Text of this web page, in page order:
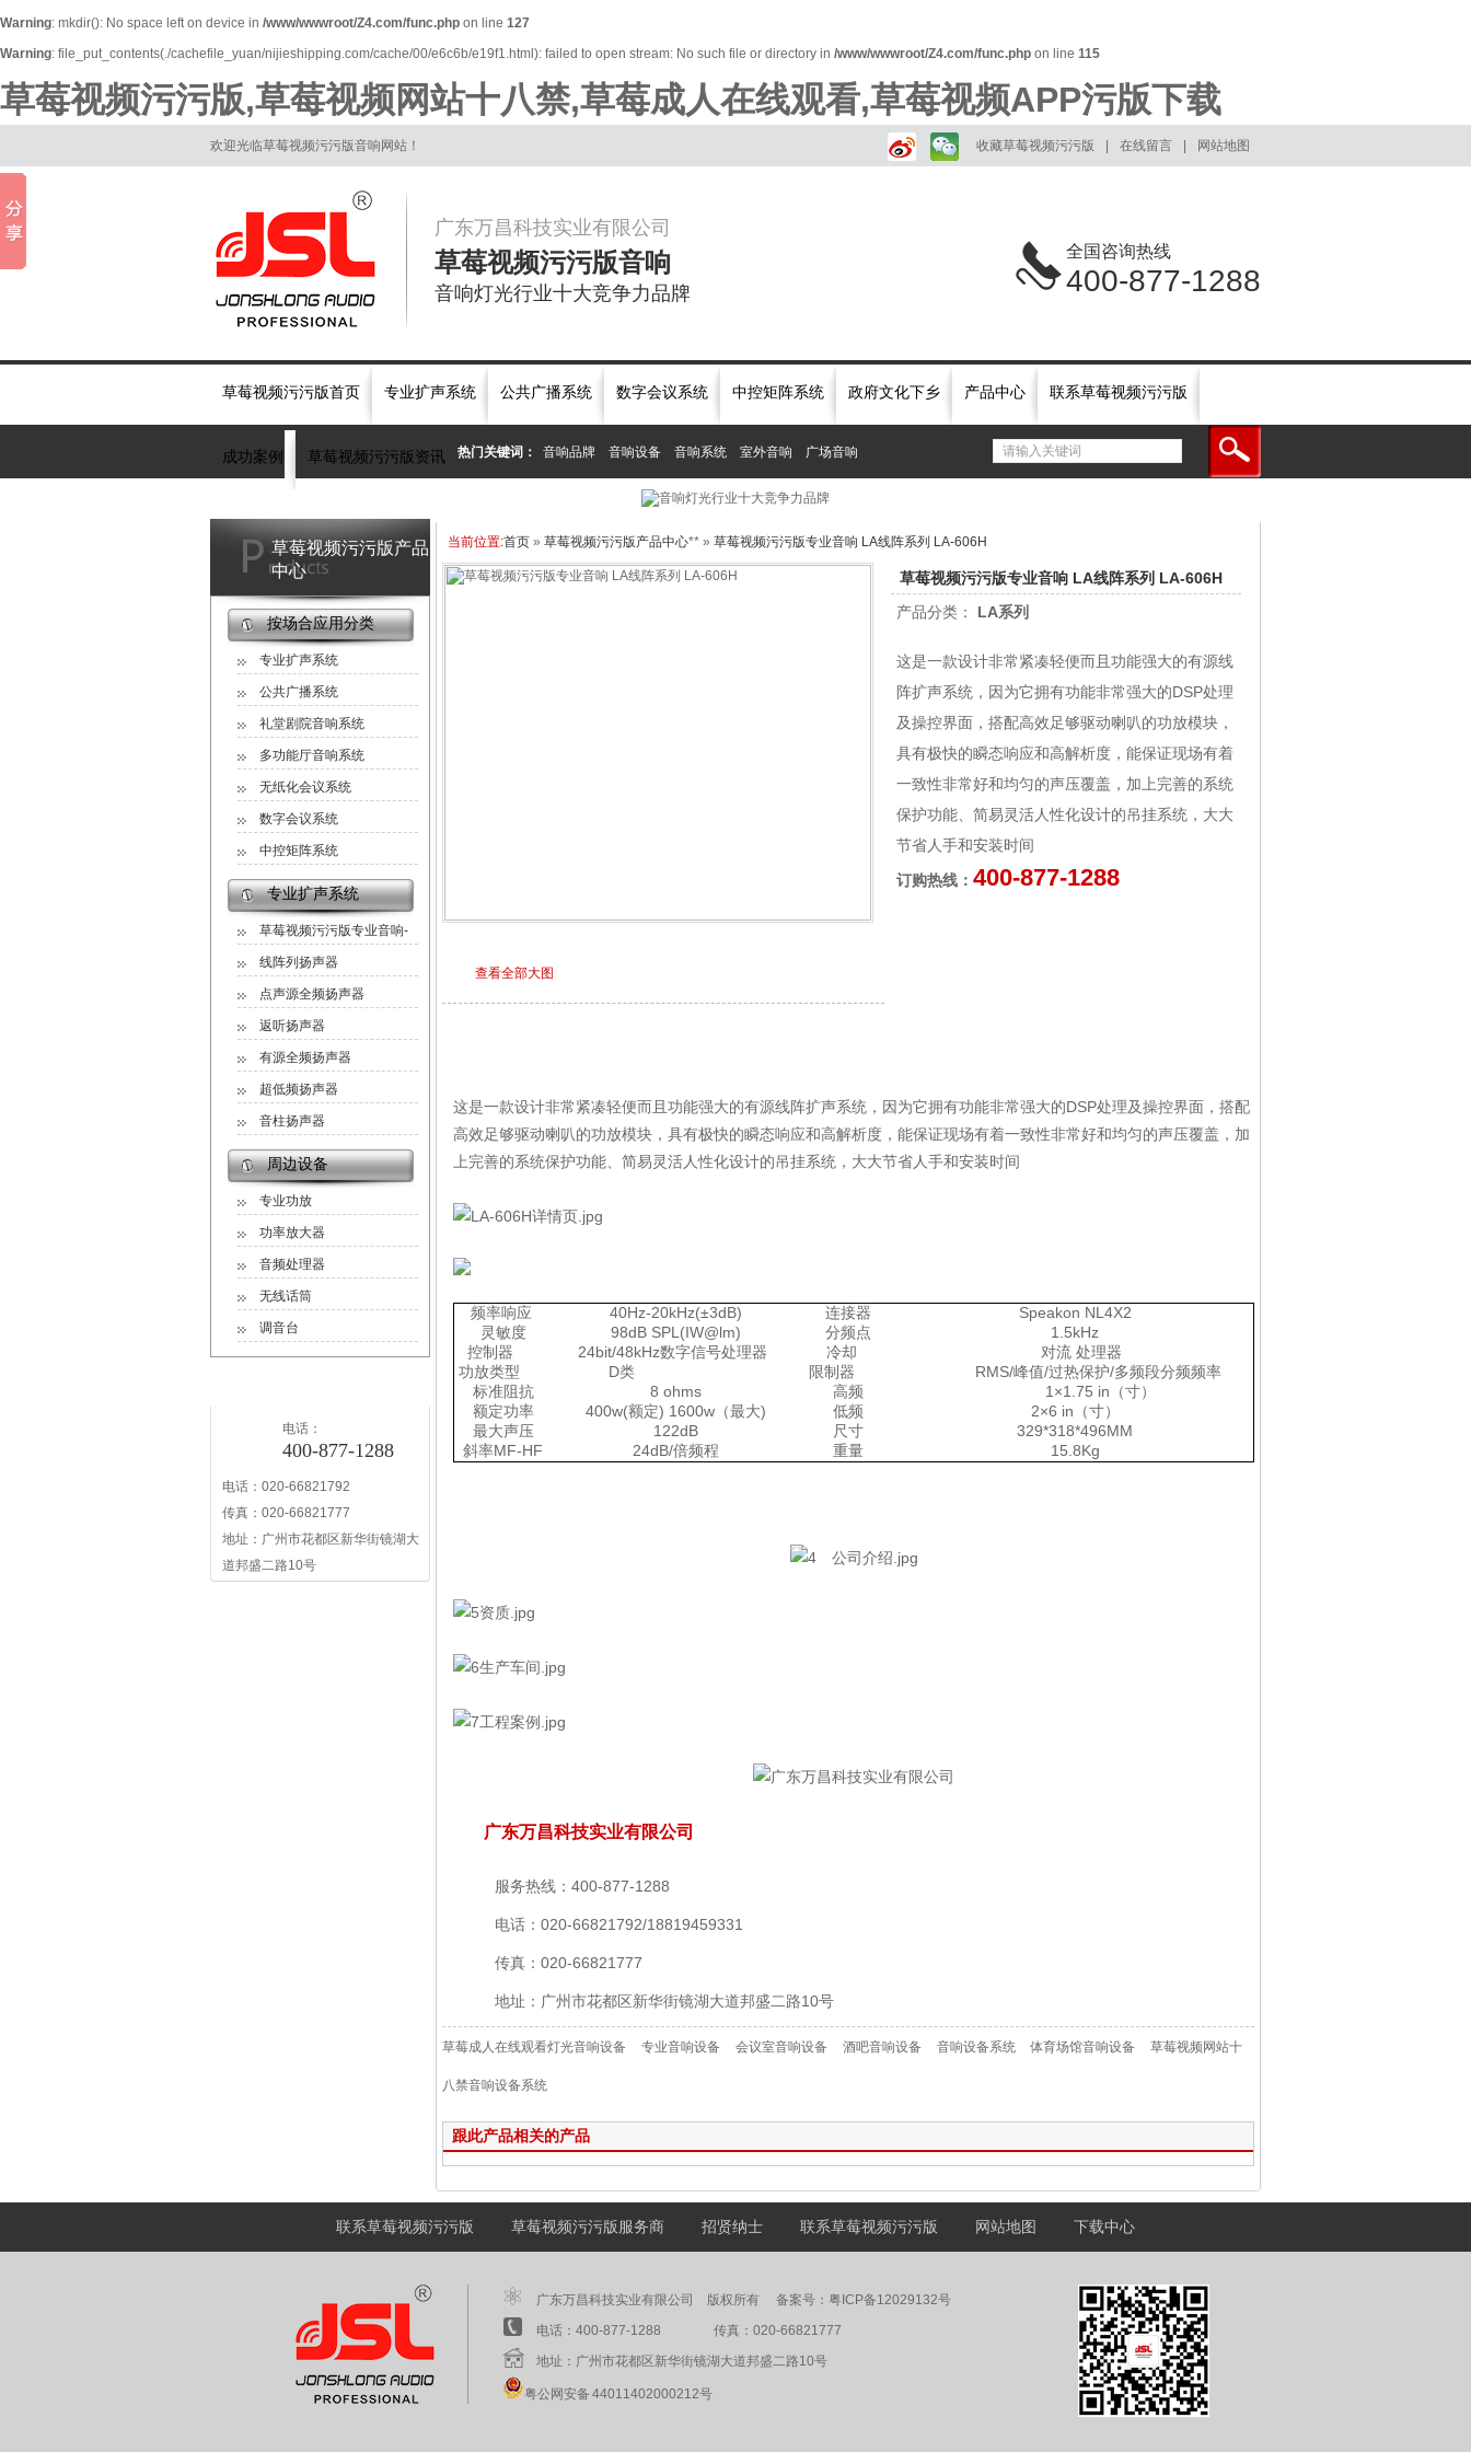
Warning: mkdir(): No space left on device in /www/wwwroot/Z4.com/func.php on line 127
Warning: file_put_contents(./cachefile_yuan/nijieshipping.com/cache/00/e6c6b/e19f1.html): failed to open stream: No such file or directory in /www/wwwroot/Z4.com/func.php on line 115
草莓视频污污版,草莓视频网站十八禁,草莓成人在线观看,草莓视频APP污版下载
收藏草莓视频污污版 在线留言 网站地图
欢迎光临草莓视频污污版音响网站！
广东万昌科技实业有限公司
草莓视频污污版音响
音响灯光行业十大竞争力品牌
全国咨询热线
400-877-1288
草莓视频污污版首页 专业扩声系统 公共广播系统 数字会议系统 中控矩阵系统 政府文化下乡 产品中心 联系草莓视频污污版
成功案例 草莓视频污污版资讯 热门关键词： 音响品牌 音响设备 音响系统 室外音响 广场音响
草莓视频污污版产品
中心
按场合应用分类
专业扩声系统
公共广播系统
礼堂剧院音响系统
多功能厅音响系统
无纸化会议系统
数字会议系统
中控矩阵系统
专业扩声系统
草莓视频污污版专业音响-
M系列线阵列扬声器
点声源全频扬声器
返听扬声器
有源全频扬声器
超低频扬声器
音柱扬声器
周边设备
专业功放
功率放大器
音频处理器
无线话筒
调音台
电话：
400-877-1288
电话：020-66821792
传真：020-66821777
地址：广州市花都区新华街镜湖大
道邦盛二路10号
当前位置:首页 » 草莓视频污污版产品中心** » 草莓视频污污版专业音响 LA线阵系列 LA-606H
查看全部大图
草莓视频污污版专业音响 LA线阵系列 LA-606H
产品分类： LA系列
这是一款设计非常紧凑轻便而且功能强大的有源线
阵扩声系统，因为它拥有功能非常强大的DSP处理
及操控界面，搭配高效足够驱动喇叭的功放模块，
具有极快的瞬态响应和高解析度，能保证现场有着
一致性非常好和均匀的声压覆盖，加上完善的系统
保护功能、简易灵活人性化设计的吊挂系统，大大
节省人手和安装时间
订购热线： 400-877-1288
这是一款设计非常紧凑轻便而且功能强大的有源线阵扩声系统，因为它拥有功能非常强大的DSP处理及操控界面，搭配
高效足够驱动喇叭的功放模块，具有极快的瞬态响应和高解析度，能保证现场有着一致性非常好和均匀的声压覆盖，加
上完善的系统保护功能、简易灵活人性化设计的吊挂系统，大大节省人手和安装时间
频率响应 40Hz-20kHz(±3dB) 连接器
Speakon NL4X2
灵敏度
98dB SPL(IW@lm) 分频点
1.5kHz
控制器
24bit/48kHz数字信号处理器 冷却
对流 处理器
功放类型
D类 限制器
RMS/峰值/过热保护/多频段分频频率
标准阻抗
8 ohms 高频
1×1.75 in（寸）
额定功率
400w(额定) 1600w（最大) 低频
2×6 in（寸）
最大声压
122dB 尺寸
329*318*496MM
斜率MF-HF
24dB/倍频程 重量 15.8Kg
广东万昌科技实业有限公司
服务热线：400-877-1288
电话：020-66821792/18819459331
传真：020-66821777
地址：广州市花都区新华街镜湖大道邦盛二路10号
草莓成人在线观看灯光音响设备 专业音响设备 会议室音响设备 酒吧音响设备 音响设备系统 体育场馆音响设备 草莓视频网站十
八禁音响设备系统
跟此产品相关的产品
联系草莓视频污污版 草莓视频污污版服务商 招贤纳士 联系草莓视频污污版 网站地图 下载中心
广东万昌科技实业有限公司 版权所有 备案号： 粤ICP备12029132号
电话：400-877-1288 传真：020-66821777
地址：广州市花都区新华街镜湖大道邦盛二路10号
粤公网安备 44011402000212号